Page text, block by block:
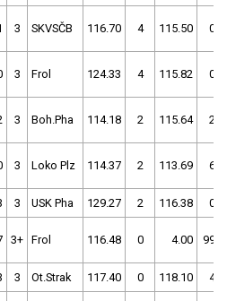
3 SKVSČB 116.70 4 115.50 0
3 Frol 124.33 4 115.82 0
3 Boh.Pha 114.18 2 115.64 2
3 Loko Plz 114.37 2 113.69 6
3 USK Pha 129.27 2 116.38 0
3+ Frol 116.48 0 4.00 999
3 Ot.Strak 117.40 0 118.10 4